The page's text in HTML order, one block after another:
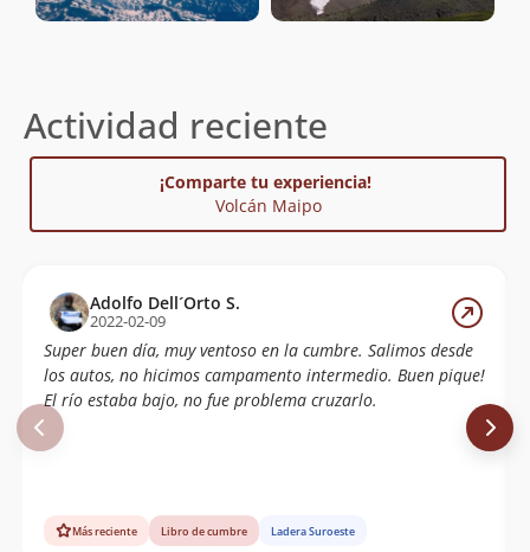
Actividad reciente
¡Comparte tu experiencia!
Volcán Maipo
Adolfo Dell´Orto S.
2022-02-09
Super buen día, muy ventoso en la cumbre. Salimos desde
los autos, no hicimos campamento intermedio. Buen pique!
El río estaba bajo, no fue problema cruzarlo.
Más reciente Libro de cumbre Ladera Suroeste